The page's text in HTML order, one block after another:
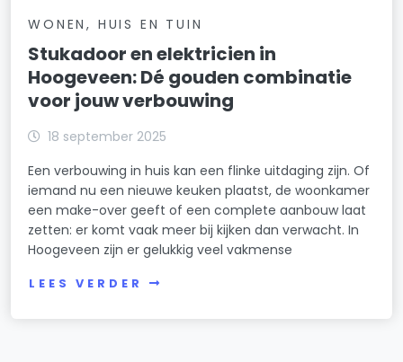
WONEN, HUIS EN TUIN
Stukadoor en elektricien in
Hoogeveen: Dé gouden combinatie
voor jouw verbouwing
18 september 2025
Een verbouwing in huis kan een flinke uitdaging zijn. Of
iemand nu een nieuwe keuken plaatst, de woonkamer
een make-over geeft of een complete aanbouw laat
zetten: er komt vaak meer bij kijken dan verwacht. In
Hoogeveen zijn er gelukkig veel vakmense
LEES VERDER